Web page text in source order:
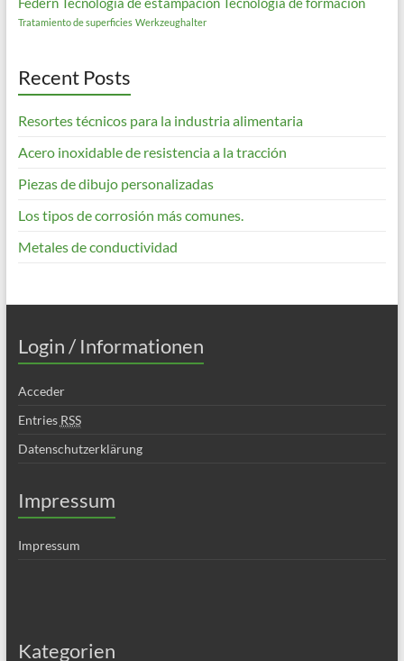
Tratamiento de superficies Werkzeughalter
Recent Posts
Resortes técnicos para la industria alimentaria
Acero inoxidable de resistencia a la tracción
Piezas de dibujo personalizadas
Los tipos de corrosión más comunes.
Metales de conductividad
Login / Informationen
Acceder
Entries RSS
Datenschutzerklärung
Impressum
Impressum
Kategorien